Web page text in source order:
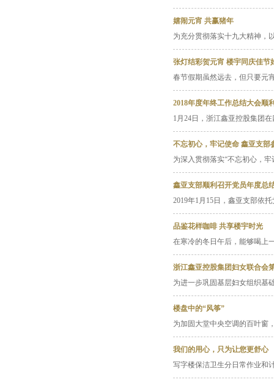
嬉闹元宵 共赢猪年
为充分贯彻落实十九大精神
张灯结彩贺元宵 楼宇同庆佳节
春节假期虽然远去，但只要元
2018年度年终工作总结大会顺
1月24日，浙江鑫亚控股集团
不忘初心，牢记使命 鑫亚支部
为深入贯彻落实“不忘初心，
鑫亚支部顺利召开党员年度总
2019年1月15日，鑫亚支部依
品鉴花样咖啡 共享楼宇时光
在寒冷的冬日午后，能够喝
浙江鑫亚控股集团妇女联合会
为进一步巩固基层妇女组织
楼盘中的“风筝”
为加固大堂中央空调的百叶
我们的用心，只为让您更舒心
写字楼保洁卫生分日常作业